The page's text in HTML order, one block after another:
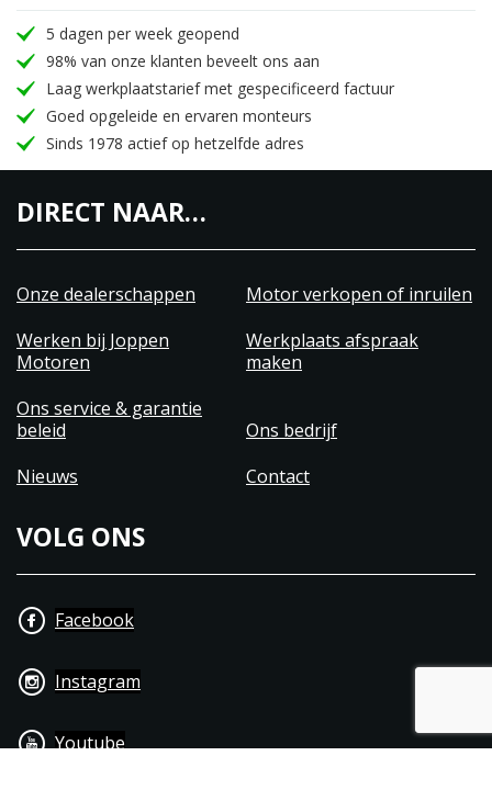
5 dagen per week geopend
98% van onze klanten beveelt ons aan
Laag werkplaatstarief met gespecificeerd factuur
Goed opgeleide en ervaren monteurs
Sinds 1978 actief op hetzelfde adres
DIRECT NAAR…
Onze dealerschappen
Motor verkopen of inruilen
Werken bij Joppen
Motoren
Werkplaats afspraak
maken
Ons service & garantie
beleid
Ons bedrijf
Nieuws
Contact
VOLG ONS
Facebook
Instagram
Youtube